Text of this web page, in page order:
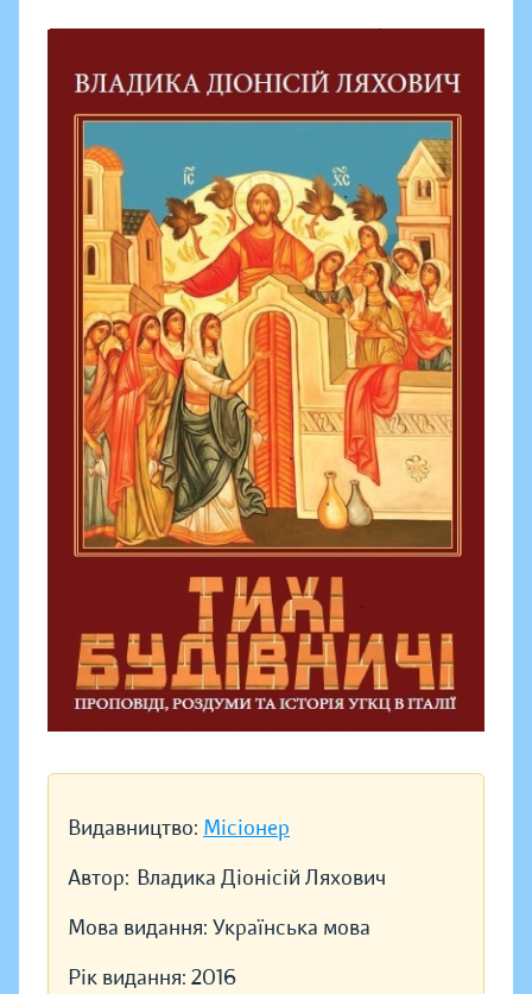
Видавництво: Місіонер
Автор: Владика Діонісій Ляхович
Мова видання: Українська мова
Рік видання: 2016